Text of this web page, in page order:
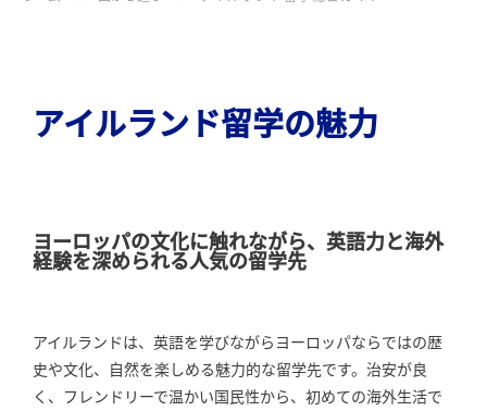
アイルランド留学の魅力
ヨーロッパの文化に触れながら、英語力と海外
経験を深められる人気の留学先
アイルランドは、英語を学びながらヨーロッパならではの歴
史や文化、自然を楽しめる魅力的な留学先です。治安が良
く、フレンドリーで温かい国民性から、初めての海外生活で